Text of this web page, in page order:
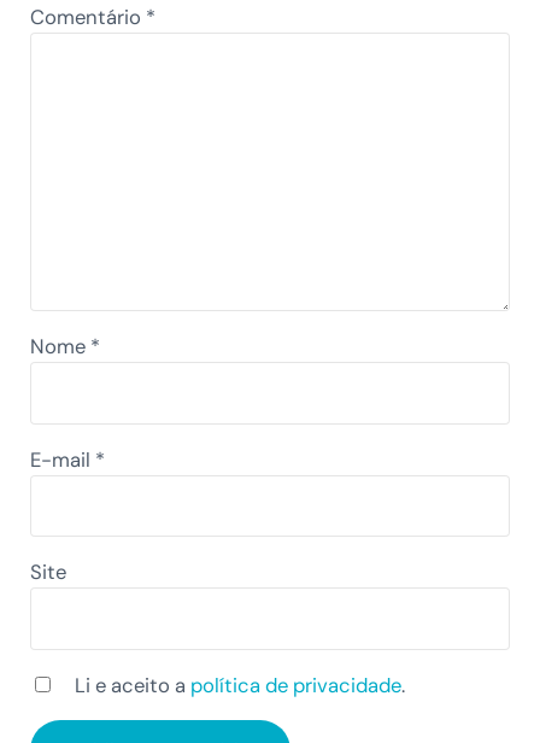
Comentário *
Nome *
E-mail *
Site
Li e aceito a política de privacidade.